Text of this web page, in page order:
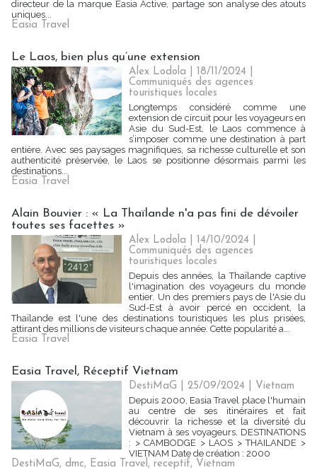
directeur de la marque Easia Active, partage son analyse des atouts
uniques...
Easia Travel
Le Laos, bien plus qu’une extension
Alex Lodola | 18/11/2024
Communiqués des agences
touristiques locales
Longtemps considéré comme une
extension de circuit pour les voyageurs en
Asie du Sud-Est, le Laos commence à
s’imposer comme une destination à part
entière. Avec ses paysages magnifiques, sa richesse culturelle et son
authenticité préservée, le Laos se positionne désormais parmi les
destinations...
Easia Travel
Alain Bouvier : « La Thaïlande n'a pas fini de dévoiler
toutes ses facettes »
Alex Lodola | 14/10/2024
Communiqués des agences
touristiques locales
Depuis des années, la Thaïlande captive
l'imagination des voyageurs du monde
entier. Un des premiers pays de l'Asie du
Sud-Est à avoir percé en occident, la
Thaïlande est l'une des destinations touristiques les plus prisées,
attirant des millions de visiteurs chaque année. Cette popularité a...
Easia Travel
Easia Travel, Réceptif Vietnam
DestiMaG | 25/09/2024
Vietnam
Depuis 2000, Easia Travel place l'humain
au centre de ses itinéraires et fait
découvrir la richesse et la diversité du
Vietnam à ses voyageurs. DESTINATIONS
: > CAMBODGE > LAOS > THAILANDE >
VIETNAM Date de création : 2000
DestiMaG, dmc, Easia Travel, receptif, Vietnam